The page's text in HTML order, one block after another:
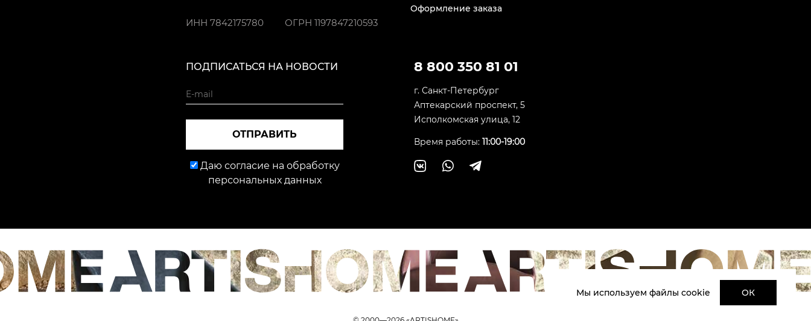
Оформление заказа
ИНН 7842175780 ОГРН 1197847210593
8 800 350 81 01
г. Санкт-Петербург
Аптекарский проспект, 5
Исполкомская улица, 12
Время работы: 11:00-19:00
ПОДПИСАТЬСЯ НА НОВОСТИ
ОТПРАВИТЬ
Даю согласие на обработку
персональных данных
Мы используем файлы cookie ОК